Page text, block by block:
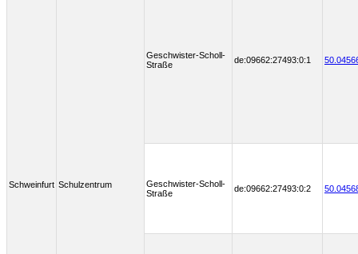
Schweinfurt Schulzentrum
Geschwister-Scholl-
Straße
de:09662:27493:0:1
Geschwister-Scholl-
Straße
de:09662:27493:0:2